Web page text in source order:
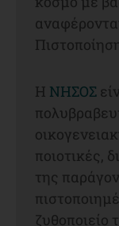
H ΝΗΣΟΣ
ποιοτικές,
της
ζυθοποιείο